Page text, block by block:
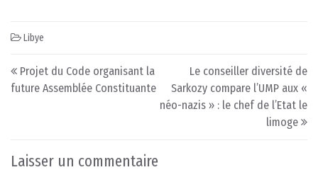
Libye
Post navigation
Projet du Code organisant la
future Assemblée Constituante
Le conseiller diversité de
Sarkozy compare l’UMP aux «
néo-nazis » : le chef de l’Etat le
limoge
Laisser un commentaire